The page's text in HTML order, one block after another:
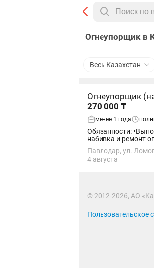
Огнеупорщик в
Весь Казахстан
Огнеупорщик
270 000 ₸
менее 1 года
Обязанности:
набивка и ремонт
Павлодар, ул.
4 августа
© 2012-2026, АО
Пользовательское